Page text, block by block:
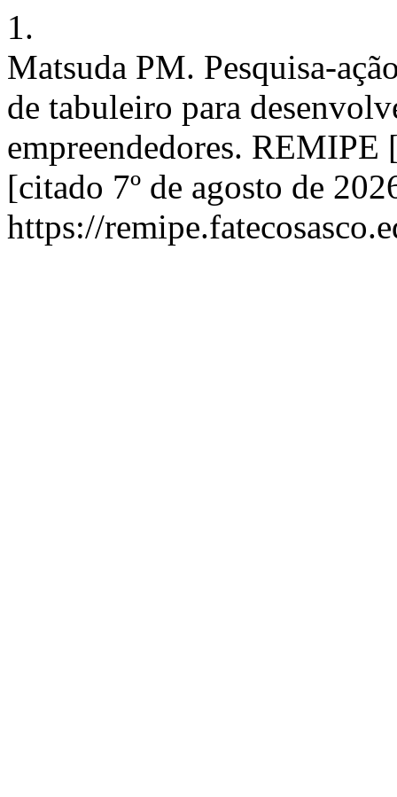
1.
Matsuda PM. Pesquisa-
de tabuleiro para
empreendedores.
[citado 7º de agosto de
https://